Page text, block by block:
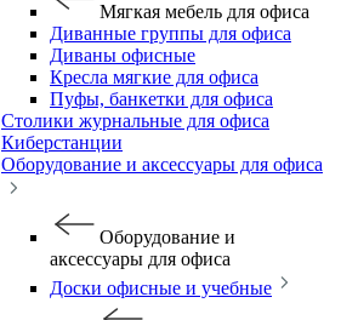
Мягкая мебель для офиса
Диванные группы для офиса
Диваны офисные
Кресла мягкие для офиса
Пуфы, банкетки для офиса
Столики журнальные для офиса
Киберстанции
Оборудование и аксессуары для офиса
Оборудование и
аксессуары для офиса
Доски офисные и учебные